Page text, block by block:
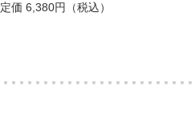
定価 6,380円（税込）